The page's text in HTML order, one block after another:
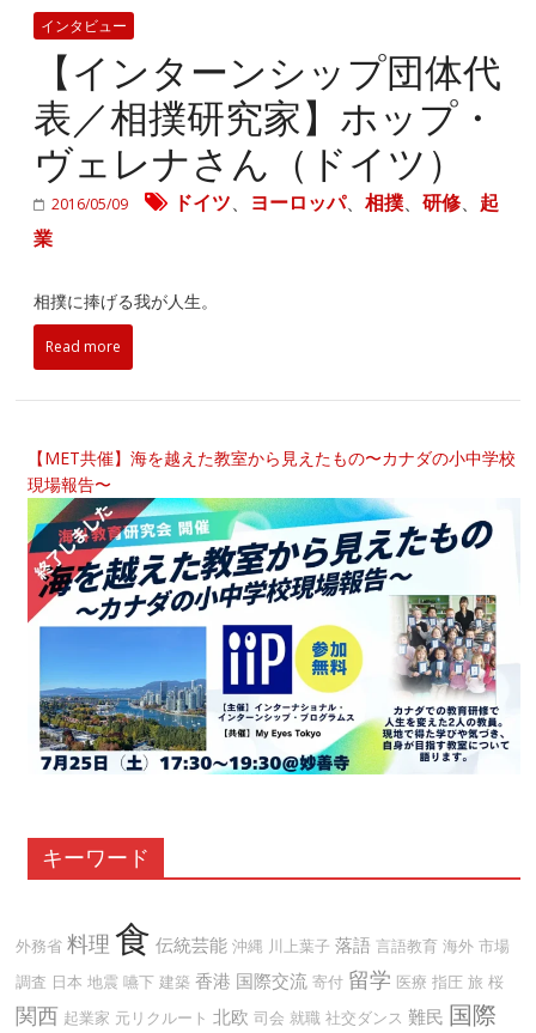
インタビュー
【インターンシップ団体代
表／相撲研究家】ホップ・
ヴェレナさん（ドイツ）
2016/05/09 ドイツ、 ヨーロッパ、相撲、研修、 起
業
相撲に捧げる我が人生。
Read more
【MET共催】海を越えた教室から見えたもの〜カナダの小中学校
現場報告〜
キーワード
外務省 料理 食 伝統芸能 沖縄 川上葉子 落語 言語教育 海外 市場
調査 日本 地震 嚥下 建築 香港 国際交流 寄付 留学 医療 指圧 旅 桜
関西 起業家 元リクルート 北欧 司会 就職 社交ダンス 難民 国際